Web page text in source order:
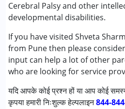
Cerebral Palsy and other
developmental disabilities.
If you have visited Shveta
from Pune then please
input can help a lot of other
who are looking for service
यदि आपके कोई प्रश्न हों या आप कोई
कृपया हमारी निःशुल्क हेल्पलाइन844-
निम्नलिखित विकलांगता संबंधित सेवाएं
अटेंशन डेफिसिट (हाइपरएक्टिविटी)
ऑटिज्म स्पेक्ट्रम डिसऑर्डर (ए एस
सेरब्रल पाल्सी (सी पी )
डाउन सिंड्रोम (डी एस )
0 - 5 years ,6 - 12 years
लिंगमहिला, पुरुष
Pooja
Published on: फ़रवरी 17, 2026
रेटिंग्स : (5) ★★★★
Shveta mam is very good
suggestions for my child.